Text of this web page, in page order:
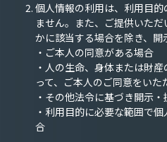
個人情報の利用は、利用目
ません。また、ご提供いた
かに該当する場合を除き、開
・ご本人の同意がある場合
・人の生命、身体または財
って、ご本人のご同意をい
・その他法令に基づき開示
・利用目的に必要な範囲で
合